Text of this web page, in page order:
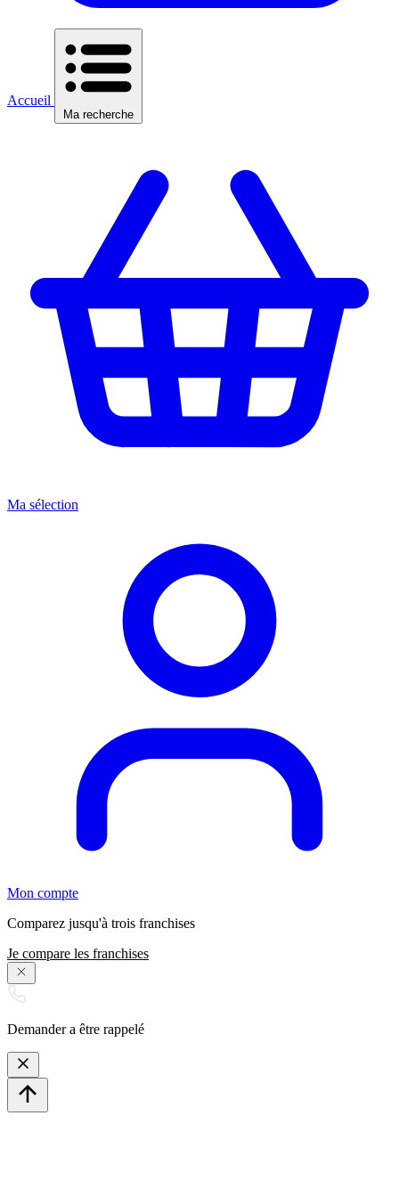
Accueil
Ma recherche
Ma sélection
Mon compte
Comparez jusqu'à trois franchises
Je compare les franchises
Demander a être rappelé